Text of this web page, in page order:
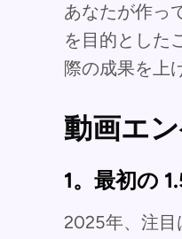
あなたが作っ
を目的とした
際の成果を上
動画エ
1。最初の
2025年、注目